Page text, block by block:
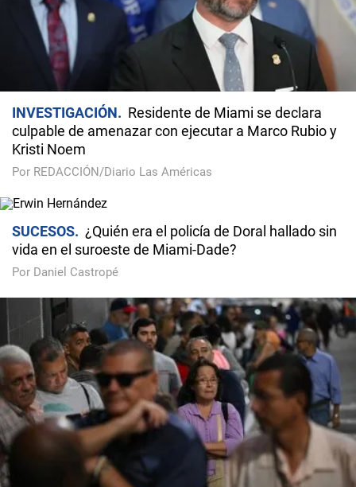
INVESTIGACIÓN
Residente de Miami se declara
culpable de amenazar con ejecutar a Marco Rubio y
Kristi Noem
Por REDACCIÓN/Diario Las Américas
SUCESOS
¿Quién era el policía de Doral hallado sin
vida en el suroeste de Miami-Dade?
Por Daniel Castropé